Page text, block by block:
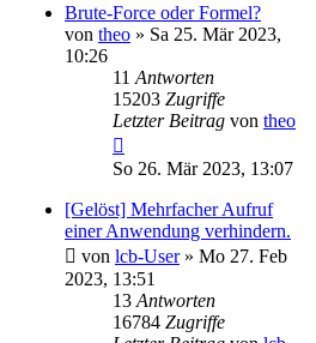
Brute-Force oder Formel?
von theo » Sa 25. Mär 2023,
10:26
11 Antworten
15203 Zugriffe
Letzter Beitrag von theo
So 26. Mär 2023, 13:07
[Gelöst] Mehrfacher Aufruf
einer Anwendung verhindern.
von lcb-User» Mo 27. Feb
2023, 13:51
13 Antworten
16784 Zugriffe